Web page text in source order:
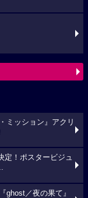
ミッション』アクリ
定！ポスタービジュ
ghost／夜の果て』